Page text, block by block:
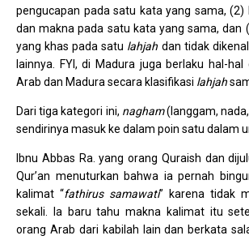
pengucapan pada satu kata yang sama, (2)
dan makna pada satu kata yang sama, dan
yang khas pada satu lahjah dan tidak
lainnya. FYI, di Madura juga berlaku hal-
Arab dan Madura secara klasifikasi lahjah
Dari tiga kategori ini, nagham(langgam,
sendirinya masuk ke dalam poin satu dalam
Ibnu Abbas Ra. yang orang Quraish dan
Qur’an menuturkan bahwa ia pernah
kalimat “fathirus samawati” karena tidak
sekali. Ia baru tahu makna kalimat itu
orang Arab dari kabilah lain dan berkata